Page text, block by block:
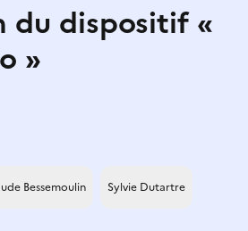
du dispositif «
»
Bessemoulin Sylvie Dutartre